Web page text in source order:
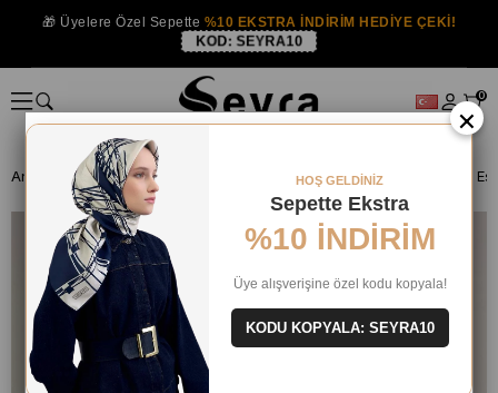
🎁 Üyelere Özel Sepette %10 EKSTRA İNDİRİM HEDİYE ÇEKİ!
KOD: SEYRA10
0
Anasayfa İPEK EŞARP Armine İpek 2025 Yaz Armine Sura İpek
×
HOŞ GELDİNİZ
Sepette Ekstra
%10 İNDİRİM
Üye alışverişine özel kodu kopyala!
KODU KOPYALA: SEYRA10